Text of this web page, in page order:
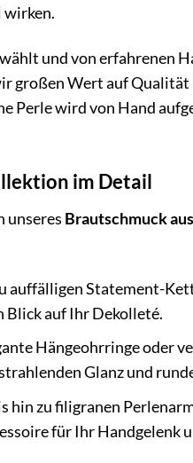
wirken.
und von erfahrenen
großen Wert auf
Perle wird von Hand
im Detail
unseres Brautschmuck
auffälligen Statement-
Blick auf Ihr Dekolleté.
Hängeohrringe oder
Glanz und
hin zu filigranen
für Ihr Handgelenk